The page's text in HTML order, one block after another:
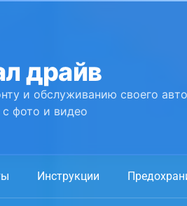
драйв
и обслуживанию своего
фото и видео
Инструкции